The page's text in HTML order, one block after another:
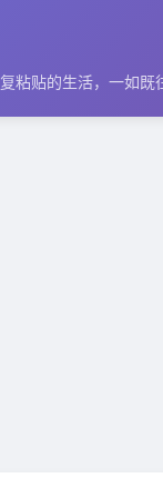
粘贴的生活，一如既